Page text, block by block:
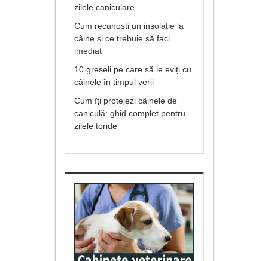
zilele caniculare
Cum recunoști un insolație la
câine și ce trebuie să faci
imediat
10 greșeli pe care să le eviți cu
câinele în timpul verii
Cum îți protejezi câinele de
caniculă: ghid complet pentru
zilele toride